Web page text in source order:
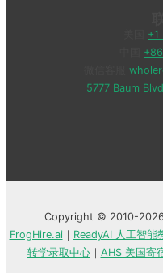
+1
5777 Baum
Copyright © 2010-2026
FrogHire.ai｜ ReadyAI 人工智能
转学录取中心｜ AHS 美国寄